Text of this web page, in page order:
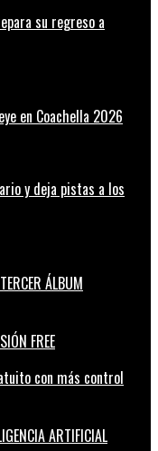
su regreso a
en Coachella 2026
y deja pistas a los
ÁLBUM
con más control